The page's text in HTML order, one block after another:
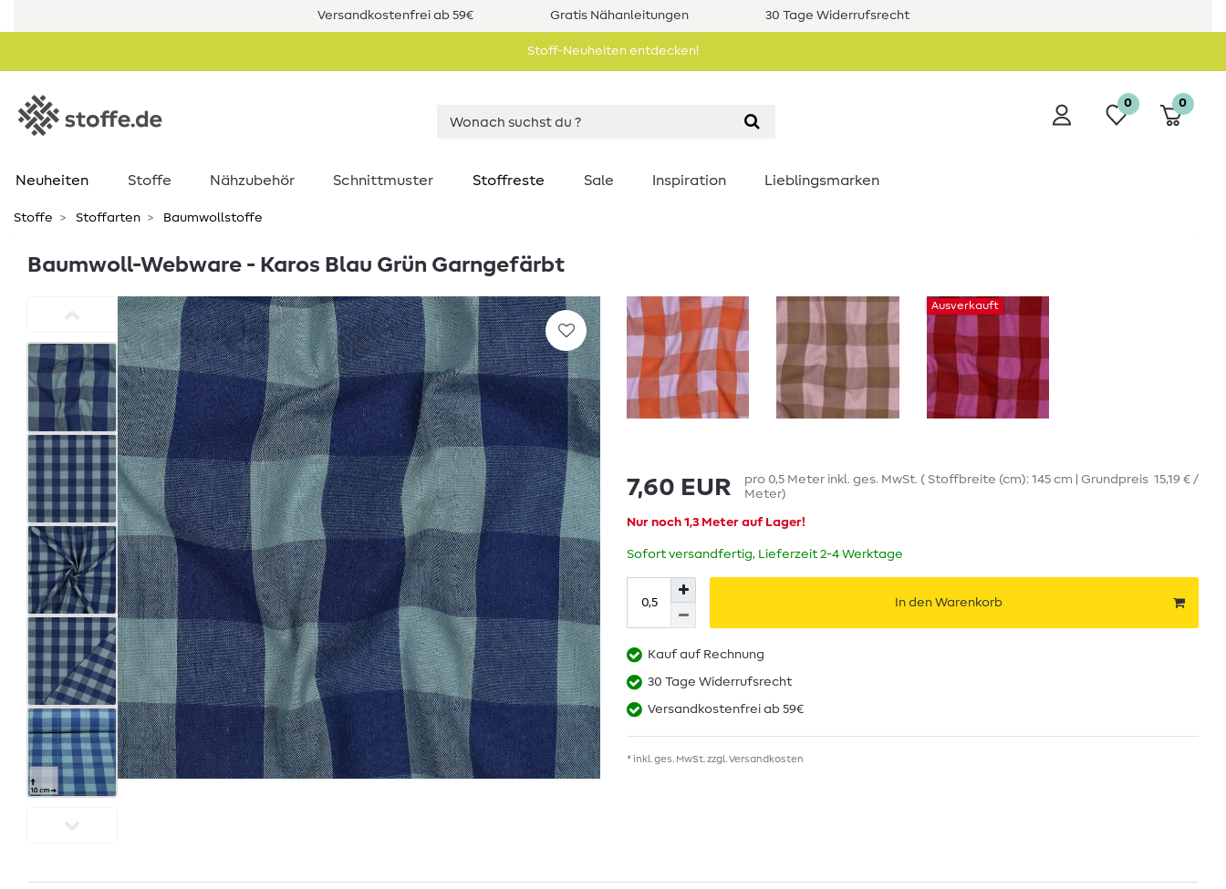
Versandkostenfrei ab 59€ Gratis Nähanleitungen 30 Tage Widerrufsrecht
Stoff-Neuheiten entdecken!
0 0
Neuheiten Stoffe Nähzubehör Schnittmuster Stoffreste Sale Inspiration Lieblingsmarken
Stoffe Stoffarten Baumwollstoffe
Baumwoll-Webware - Karos Blau Grün Garngefärbt
Ausverkauft
7,60 EUR pro 0,5 Meter inkl. ges. MwSt. ( Stoffbreite (cm): 145 cm | Grundpreis 15,19 € /
Meter)
Nur noch 1,3 Meter auf Lager!
Sofort versandfertig, Lieferzeit 2-4 Werktage
In den Warenkorb
Kauf auf Rechnung
30 Tage Widerrufsrecht
Versandkostenfrei ab 59€
* inkl. ges. MwSt. zzgl.Versandkosten